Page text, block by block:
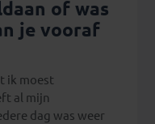
of was
je vooraf
ik moest
al mijn
dag was weer